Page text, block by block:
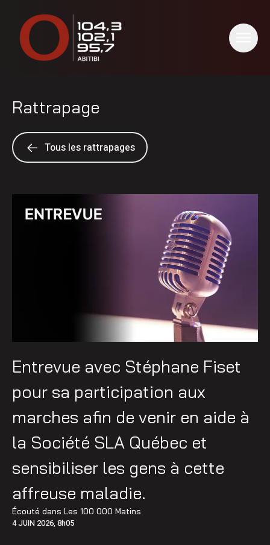
Rattrapage
Tous les rattrapages
Entrevue avec Stéphane Fiset
pour sa participation aux
marches afin de venir en aide à
la Société SLA Québec et
sensibiliser les gens à cette
affreuse maladie.
Écouté dans Les 100 000 Matins
4 JUIN 2026, 8h05